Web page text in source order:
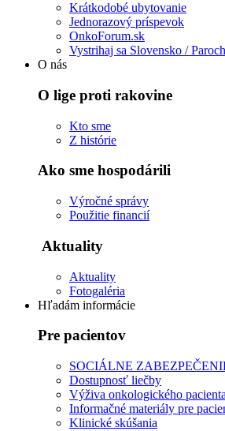
Krátkodobé ubytovanie
Jednorazový príspevok
OnkoForum.sk
Vystrihaj sa Slovensko /
O nás
O lige proti rakovine
Kto sme
Z histórie
Ako sme hospodárili
Výročné správy
Použitie financií
Aktuality
Aktuality
Fotogaléria
Hľadám informácie
Pre pacientov
SOCIÁLNE
Dostupnosť liečby
Výživa onkologického pacienta
Informačné materiály pre
Klinické skúšania